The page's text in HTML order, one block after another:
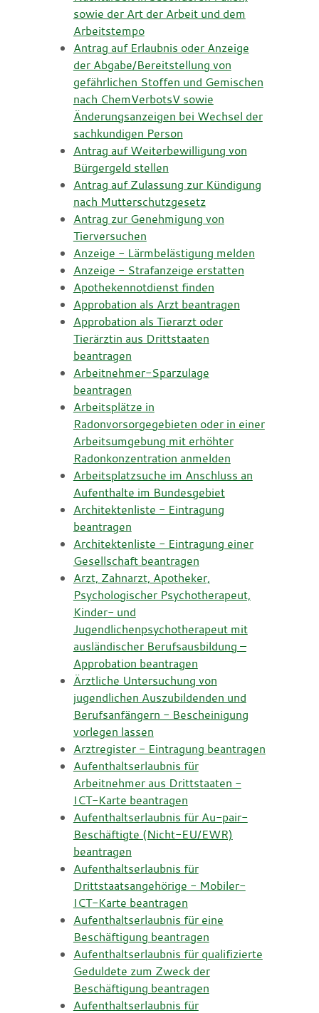
sowie der Art der Arbeit und dem
Arbeitstempo
Antrag auf Erlaubnis oder Anzeige
der Abgabe/Bereitstellung von
gefährlichen Stoffen und Gemischen
nach ChemVerbotsV sowie
Änderungsanzeigen bei Wechsel der
sachkundigen Person
Antrag auf Weiterbewilligung von
Bürgergeld stellen
Antrag auf Zulassung zur Kündigung
nach Mutterschutzgesetz
Antrag zur Genehmigung von
Tierversuchen
Anzeige - Lärmbelästigung melden
Anzeige - Strafanzeige erstatten
Apothekennotdienst finden
Approbation als Arzt beantragen
Approbation als Tierarzt oder
Tierärztin aus Drittstaaten
beantragen
Arbeitnehmer-Sparzulage
beantragen
Arbeitsplätze in
Radonvorsorgegebieten oder in einer
Arbeitsumgebung mit erhöhter
Radonkonzentration anmelden
Arbeitsplatzsuche im Anschluss an
Aufenthalte im Bundesgebiet
Architektenliste - Eintragung
beantragen
Architektenliste - Eintragung einer
Gesellschaft beantragen
Arzt, Zahnarzt, Apotheker,
Psychologischer Psychotherapeut,
Kinder- und
Jugendlichenpsychotherapeut mit
ausländischer Berufsausbildung –
Approbation beantragen
Ärztliche Untersuchung von
jugendlichen Auszubildenden und
Berufsanfängern - Bescheinigung
vorlegen lassen
Arztregister - Eintragung beantragen
Aufenthaltserlaubnis für
Arbeitnehmer aus Drittstaaten -
ICT-Karte beantragen
Aufenthaltserlaubnis für Au-pair-
Beschäftigte (Nicht-EU/EWR)
beantragen
Aufenthaltserlaubnis für
Drittstaatsangehörige - Mobiler-
ICT-Karte beantragen
Aufenthaltserlaubnis für eine
Beschäftigung beantragen
Aufenthaltserlaubnis für qualifizierte
Geduldete zum Zweck der
Beschäftigung beantragen
Aufenthaltserlaubnis für